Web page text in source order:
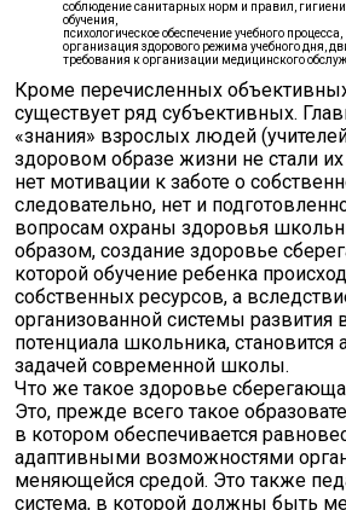
соблюдение санитарных норм и правил,
обучения,
психологическое обеспечение учебного процесса,
организация здорового режима учебного дня,
требования к организации медицинского
Кроме перечисленных
существует ряд субъективных.
«знания» взрослых людей
здоровом образе жизни не стали
нет мотивации к заботе о
следовательно, нет и
вопросам охраны здоровья
образом, создание здоровье
которой обучение ребенка
собственных ресурсов, а
организованной системы развития
потенциала школьника, становится
задачей современной школы.
Что же такое здоровье
Это, прежде всего такое
в котором обеспечивается
адаптивными возможностями
меняющейся средой. Это также
система, в которой должны быть